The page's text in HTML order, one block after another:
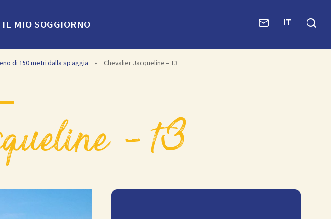
IL MIO SOGGIORNO IT
di 150 metri dalla spiaggia » Chevalier Jacqueline – T3
– t3